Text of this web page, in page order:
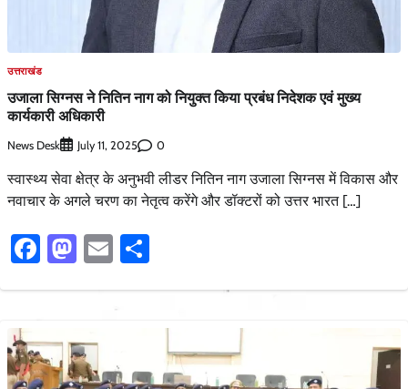
उत्तराखंड
उजाला सिग्नस ने नितिन नाग को नियुक्त किया प्रबंध निदेशक एवं मुख्य
कार्यकारी अधिकारी
News Desk July 11, 2025 0
स्वास्थ्य सेवा क्षेत्र के अनुभवी लीडर नितिन नाग उजाला सिग्नस में विकास और
नवाचार के अगले चरण का नेतृत्व करेंगे और डॉक्टरों को उत्तर भारत […]
Facebook
Mastodon
Email